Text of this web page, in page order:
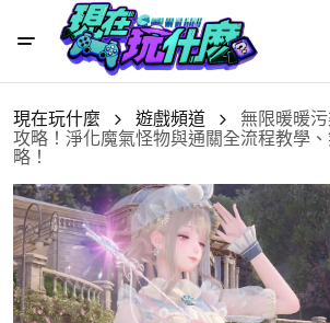
現在玩什麼 遊戲頻道
無限暖暖
攻略！淨化魔氣怪物與通關全流程教學
略！